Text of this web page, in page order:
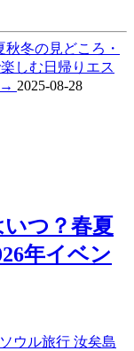
冬の見どころ・
しむ日帰りエス
→ 2025-08-28
つ？春夏
年イベン
ソウル旅行 汝矣島